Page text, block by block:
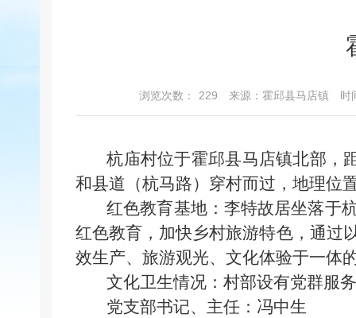
浏览次数： 229 来源：霍邱县马店镇 时
杭庙村位于霍邱县马店镇北部，
和县道（杭马路）穿村而过，地理位
红色教育基地：李特故居坐落于
红色教育，加快乡村旅游特色，通过
效生产、旅游观光、文化体验于一体
文化卫生情况：村部设有党群服
党支部书记、主任：冯中生